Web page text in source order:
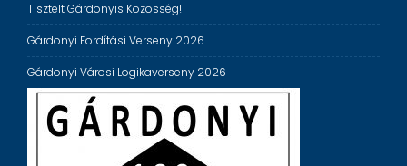
Tisztelt Gárdonyis Közösség!
Gárdonyi Fordítási Verseny 2026
Gárdonyi Városi Logikaverseny 2026